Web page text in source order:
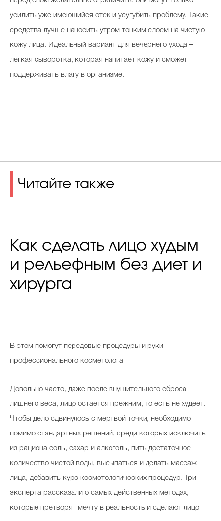
усилить уже имеющийся отек и усугубить проблему. Такие
средства лучше наносить утром тонким слоем на чистую
кожу лица. Идеальный вариант для вечернего ухода –
легкая сыворотка, которая напитает кожу и сможет
поддерживать влагу в организме.
Читайте также
Как сделать лицо худым
и рельефным без диет и
хирурга
В этом помогут передовые процедуры и руки
профессионального косметолога
Довольно часто, даже после внушительного сброса
лишнего веса, лицо остается прежним, то есть не худеет.
Чтобы дело сдвинулось с мертвой точки, необходимо
помимо стандартных решений, среди которых исключить
из рациона соль, сахар и алкоголь, пить достаточное
количество чистой воды, высыпаться и делать массаж
лица, добавить курс косметологических процедур. Три
эксперта рассказали о самых действенных методах,
которые претворят мечту в реальность и сделают лицо